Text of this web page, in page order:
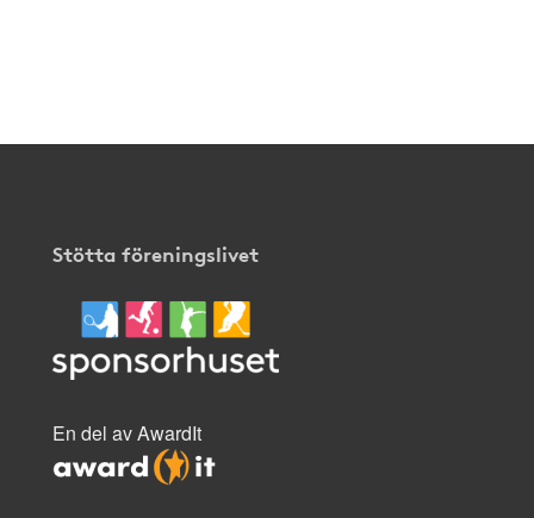
Stötta föreningslivet
En del av AwardIt